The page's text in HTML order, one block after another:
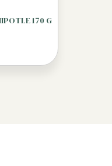
170 G